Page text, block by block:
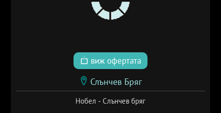
виж офертата
Слънчев Бряг
Нобел - Слънчев бряг